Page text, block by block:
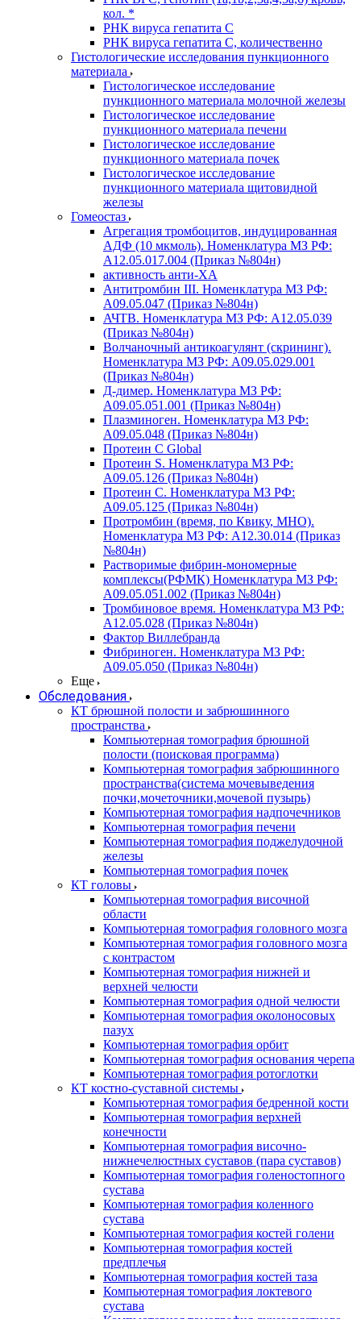
кол. *
РНК вируса гепатита C
РНК вируса гепатита C, количественно
Гистологические исследования пункционного
материала
Гистологическое исследование
пункционного материала молочной железы
Гистологическое исследование
пункционного материала печени
Гистологическое исследование
пункционного материала почек
Гистологическое исследование
пункционного материала щитовидной
железы
Гомеостаз
Агрегация тромбоцитов, индуцированная
АДФ (10 мкмоль). Номенклатура МЗ РФ:
A12.05.017.004 (Приказ №804н)
активность анти-ХА
Антитромбин III. Номенклатура МЗ РФ:
A09.05.047 (Приказ №804н)
АЧТВ. Номенклатура МЗ РФ: A12.05.039
(Приказ №804н)
Волчаночный антикоагулянт (скрининг).
Номенклатура МЗ РФ: A09.05.029.001
(Приказ №804н)
Д-димер. Номенклатура МЗ РФ:
A09.05.051.001 (Приказ №804н)
Плазминоген. Номенклатура МЗ РФ:
A09.05.048 (Приказ №804н)
Протеин C Global
Протеин S. Номенклатура МЗ РФ:
A09.05.126 (Приказ №804н)
Протеин С. Номенклатура МЗ РФ:
A09.05.125 (Приказ №804н)
Протромбин (время, по Квику, МНО).
Номенклатура МЗ РФ: A12.30.014 (Приказ
№804н)
Растворимые фибрин-мономерные
комплексы(РФМК) Номенклатура МЗ РФ:
A09.05.051.002 (Приказ №804н)
Тромбиновое время. Номенклатура МЗ РФ:
A12.05.028 (Приказ №804н)
Фактор Виллебранда
Фибриноген. Номенклатура МЗ РФ:
A09.05.050 (Приказ №804н)
Еще
Обследования
КТ брюшной полости и забрюшинного
пространства
Компьютерная томография брюшной
полости (поисковая программа)
Компьютерная томография забрюшинного
пространства(система мочевыведения
почки,мочеточники,мочевой пузырь)
Компьютерная томография надпочечников
Компьютерная томография печени
Компьютерная томография поджелудочной
железы
Компьютерная томография почек
КТ головы
Компьютерная томография височной
области
Компьютерная томография головного мозга
Компьютерная томография головного мозга
с контрастом
Компьютерная томография нижней и
верхней челюсти
Компьютерная томография одной челюсти
Компьютерная томография околоносовых
пазух
Компьютерная томография орбит
Компьютерная томография основания черепа
Компьютерная томография ротоглотки
КТ костно-суставной системы
Компьютерная томография бедренной кости
Компьютерная томография верхней
конечности
Компьютерная томография височно-
нижнечелюстных суставов (пара суставов)
Компьютерная томография голеностопного
сустава
Компьютерная томография коленного
сустава
Компьютерная томография костей голени
Компьютерная томография костей
предплечья
Компьютерная томография костей таза
Компьютерная томография локтевого
сустава